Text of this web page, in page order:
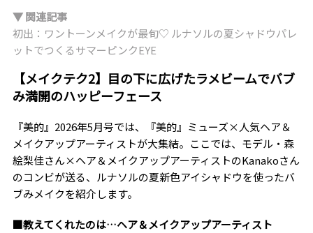
▼ 関連記事
初出：ワントーンメイクが最旬♡ ルナソルの夏シャドウパレ
ットでつくるサマーピンクEYE
【メイクテク2】目の下に広げたラメビームでバブ
み満開のハッピーフェース
『美的』2026年5月号では、『美的』ミューズ×人気ヘア＆
メイクアップアーティストが大集結。ここでは、モデル・森
絵梨佳さん×ヘア＆メイクアップアーティストのKanakoさん
のコンビが送る、ルナソルの夏新色アイシャドウを使ったバ
ブみメイクを紹介します。
■教えてくれたのは…ヘア＆メイクアップアーティスト